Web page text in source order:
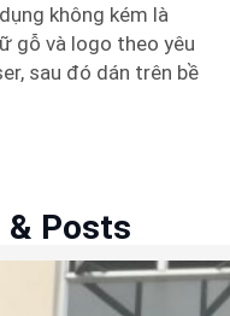
không kém là
gỗ và logo theo yêu
sau đó dán trên bề
Posts